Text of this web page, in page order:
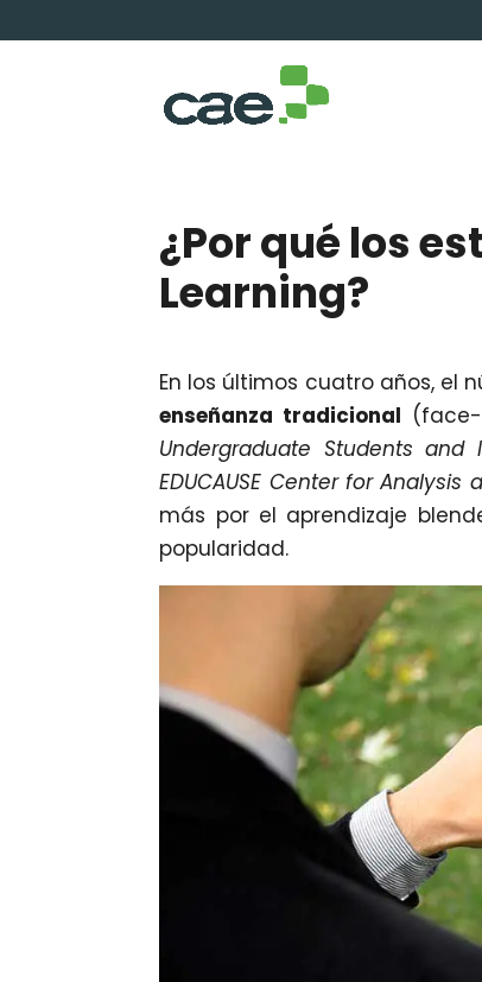
¿Por qué los
Learning?
En los últimos cuatro años, el
enseñanza tradicional
Undergraduate Students and
EDUCAUSE Center for Analysis
más por el aprendizaje
popularidad.